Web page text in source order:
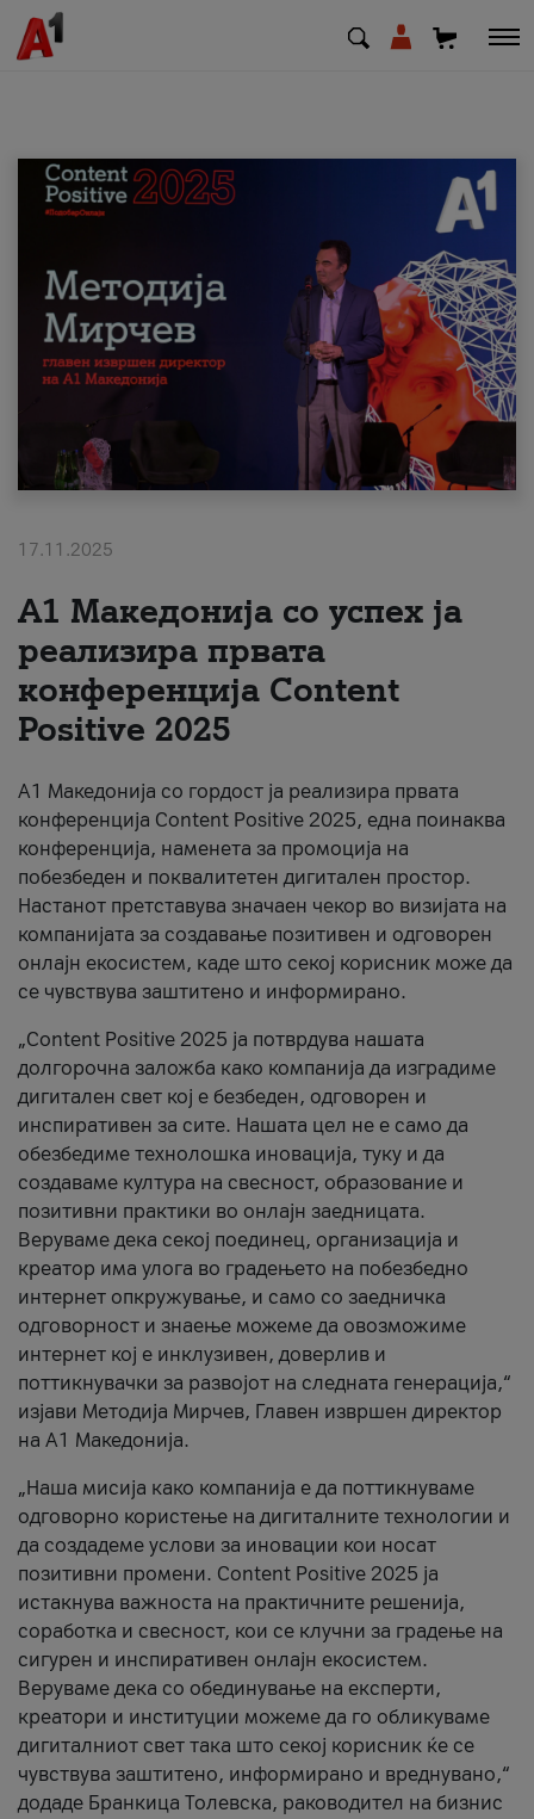
МК EN
Приватни Деловни
Поддршка
Надополни кредит
#ПодобарОнлајн
17.11.2025
А1 Македонија со успех ја
реализира првата
конференција Content
Positive 2025
А1 Македонија со гордост ја реализира првата
конференција Content Positive 2025, една поинаква
конференција, наменета за промоција на
побезбеден и поквалитетен дигитален простор.
Настанот претставува значаен чекор во визијата на
компанијата за создавање позитивен и одговорен
онлајн екосистем, каде што секој корисник може да
се чувствува заштитено и информирано.
„Content Positive 2025 ја потврдува нашата
долгорочна заложба како компанија да изградиме
дигитален свет кој е безбеден, одговорен и
инспиративен за сите. Нашата цел не е само да
обезбедиме технолошка иновација, туку и да
создаваме култура на свесност, образование и
позитивни практики во онлајн заедницата.
Веруваме дека секој поединец, организација и
креатор има улога во градењето на побезбедно
интернет опкружување, и само со заедничка
одговорност и знаење можеме да овозможиме
интернет кој е инклузивен, доверлив и
поттикнувачки за развојот на следната генерација,“
изјави Методија Мирчев, Главен извршен директор
на А1 Македонија.
„Наша мисија како компанија е да поттикнуваме
одговорно користење на дигиталните технологии и
да создадеме услови за иновации кои носат
позитивни промени. Content Positive 2025 ја
истакнува важноста на практичните решенија,
соработка и свесност, кои се клучни за градење на
сигурен и инспиративен онлајн екосистем.
Веруваме дека со обединување на експерти,
креатори и институции можеме да го обликуваме
дигиталниот свет така што секој корисник ќе се
чувствува заштитено, информирано и вреднувано,“
додаде Бранкица Толевска, раководител на бизнис